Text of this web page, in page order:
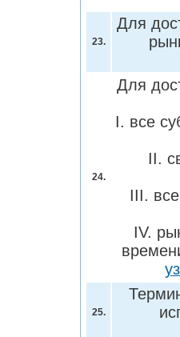
23.
Для
24.
Для
I. все
II.
III.
IV.
25.